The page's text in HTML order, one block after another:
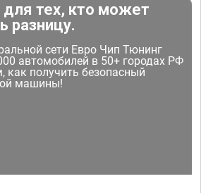
тех, кто может
разницу.
сети Евро Чип Тюнинг
автомобилей в 50+ городах РФ
как получить безопасный
машины!